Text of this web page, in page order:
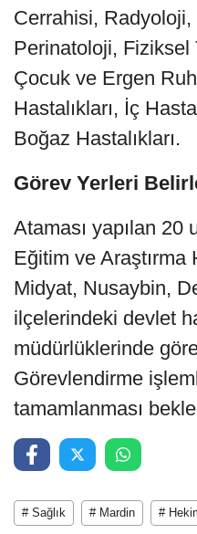
Cerrahisi, Radyoloji,
Perinatoloji, Fiziksel
Çocuk ve Ergen Ruh
Hastalıkları, İç
Boğaz Hastalıkları.
Görev Yerleri
Ataması yapılan 20
Eğitim ve Araştırma
Midyat, Nusaybin,
ilçelerindeki devlet
müdürlüklerinde
Görevlendirme
tamamlanması
# Sağlık # Mardin #